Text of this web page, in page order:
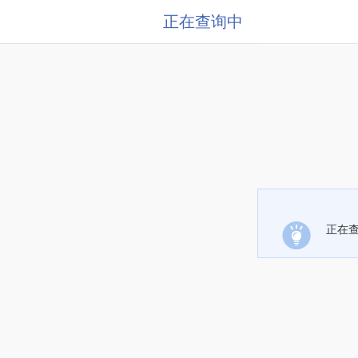
正在查询中
正在